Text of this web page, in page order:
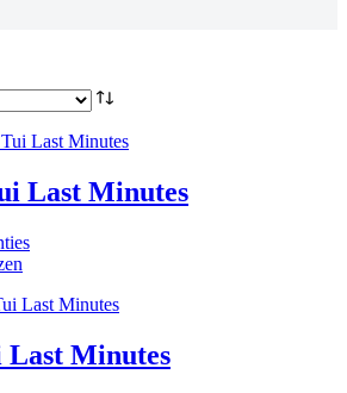
Last Minutes
Last Minutes